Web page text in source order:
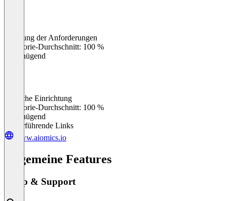
Erfüllung der Anforderungen
Kategorie-Durchschnitt: 100 %
Ungenügend
Einfache Einrichtung
Kategorie-Durchschnitt: 100 %
Ungenügend
Weiterführende Links
www.aiomics.io
Allgemeine Features
Setup & Support